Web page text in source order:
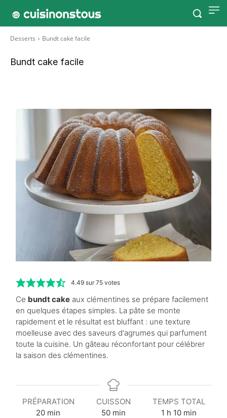
Desserts Bundt cake facile
Bundt cake facile
4.49sur75votes
Ce bundt cake aux clémentines se prépare facilement
en quelques étapes simples. La pâte se monte
rapidement et le résultat est bluffant : une texture
moelleuse avec des saveurs d'agrumes qui parfument
toute la cuisine. Un gâteau réconfortant pour célébrer
la saison des clémentines.
PRÉPARATION
20mmin
CUISSON
50mmin
TEMPS TOTAL
1 hh 10mmin